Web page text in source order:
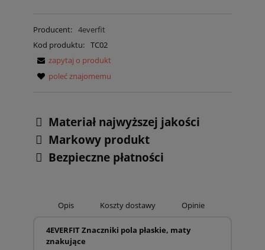
Producent: 4everfit
Kod produktu: TC02
zapytaj o produkt
poleć znajomemu
Materiał najwyższej jakości
Markowy produkt
Bezpieczne płatności
Opis Koszty dostawy Opinie
4EVERFIT Znaczniki pola płaskie, maty
znakujące